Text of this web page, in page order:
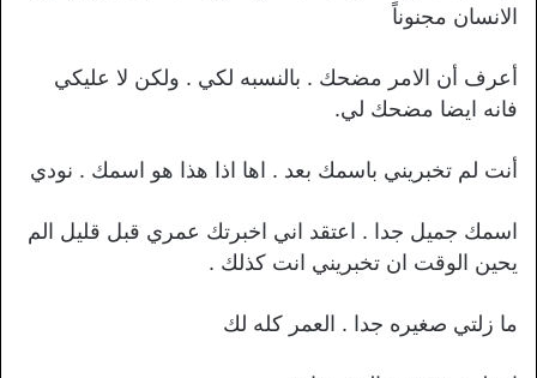
الانسان مجنوناً
أعرف أن الامر مضحك . بالنسبه لكي . ولكن لا عليكي
فانه ايضا مضحك لي.
أنت لم تخبريني باسمك بعد . اها اذا هذا هو اسمك . نودي
اسمك جميل جدا . اعتقد اني اخبرتك عمري قبل قليل الم
يحين الوقت ان تخبريني انت كذلك .
ما زلتي صغيره جدا . العمر كله لك